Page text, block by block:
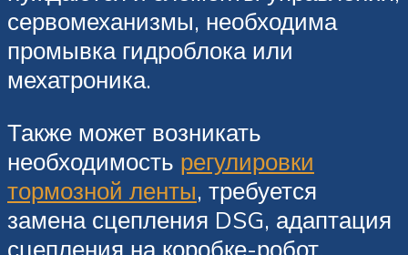
сервомеханизмы, необходима
промывка гидроблока или
мехатроника.
Также может возникать
необходимость регулировки
тормозной ленты, требуется
замена сцепления DSG, адаптация
сцепления на коробке-робот,